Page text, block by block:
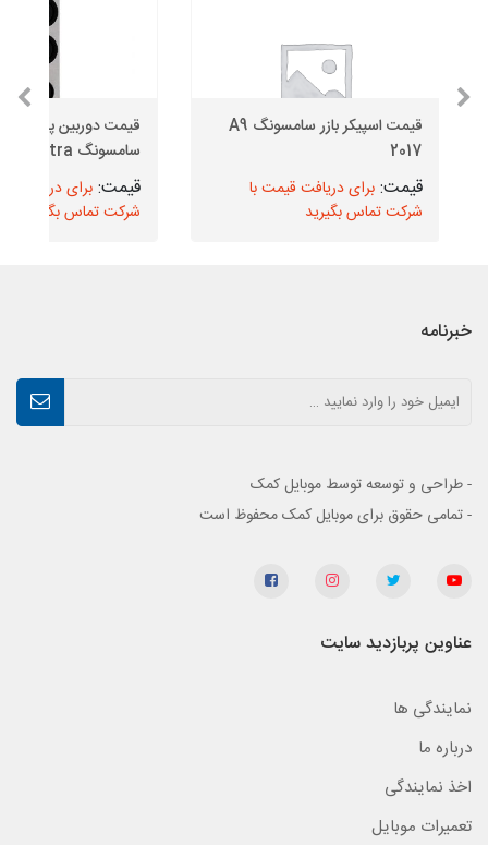
قیمت اسپیکر بازر سامسونگ A9
2017
برای دریافت قیمت با
شرکت تماس بگیرید
قیمت دوربین پشت
سامسونگ S20 Ultra
برای دریافت
شرکت تماس بگیرید
خبرنامه
- طراحی و توسعه توسط موبایل کمک
- تمامی حقوق برای موبایل کمک محفوظ است
عناوین پربازدید سایت
نمایندگی ها
درباره ما
اخذ نمایندگی
تعمیرات موبایل